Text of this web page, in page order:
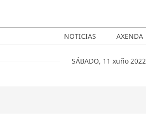
NOTICIAS AXENDA
SÁBADO, 11 xuño 2022